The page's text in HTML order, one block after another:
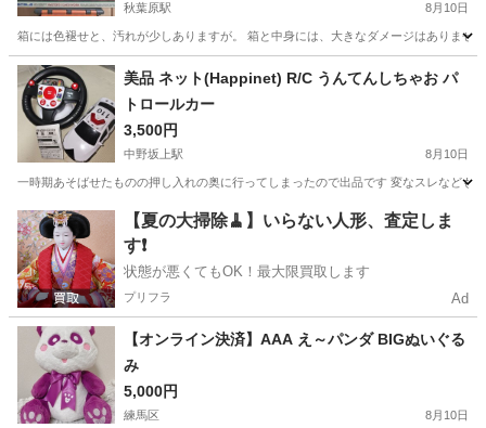
秋葉原駅 8月10日
箱には色褪せと、汚れが少しありますが。 箱と中身には、大きなダメージはありま
東京 千代田区 秋葉原駅 スーパーセブン
美品 ネット(Happinet) R/C うんてんしちゃお パ
トロールカー
3,500円
中野坂上駅 8月10日
一時期あそばせたものの押し入れの奥に行ってしまったので出品です 変なスレなども
東京 中野区 中野坂上駅 ラジコン
【夏の大掃除🧹】いらない人形、査定しま
す❗️
状態が悪くてもOK！最大限買取します
プリフラ Ad
【オンライン決済】AAA え～パンダ BIGぬいぐる
み
5,000円
練馬区 8月10日